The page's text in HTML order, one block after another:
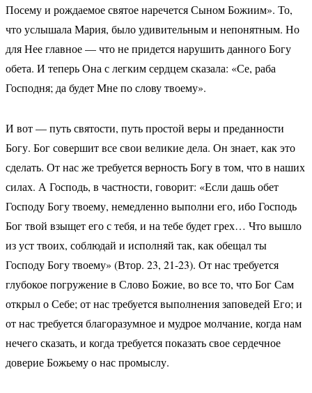
Посему и рождаемое святое наречется Сыном Божиим». То,
что услышала Мария, было удивительным и непонятным. Но
для Нее главное — что не придется нарушить данного Богу
обета. И теперь Она с легким сердцем сказала: «Се, раба
Господня; да будет Мне по слову твоему».
И вот — путь святости, путь простой веры и преданности
Богу. Бог совершит все свои великие дела. Он знает, как это
сделать. От нас же требуется верность Богу в том, что в наших
силах. А Господь, в частности, говорит: «Если дашь обет
Господу Богу твоему, немедленно выполни его, ибо Господь
Бог твой взыщет его с тебя, и на тебе будет грех… Что вышло
из уст твоих, соблюдай и исполняй так, как обещал ты
Господу Богу твоему» (Втор. 23, 21-23). От нас требуется
глубокое погружение в Слово Божие, во все то, что Бог Сам
открыл о Себе; от нас требуется выполнения заповедей Его; и
от нас требуется благоразумное и мудрое молчание, когда нам
нечего сказать, и когда требуется показать свое сердечное
доверие Божьему о нас промыслу.